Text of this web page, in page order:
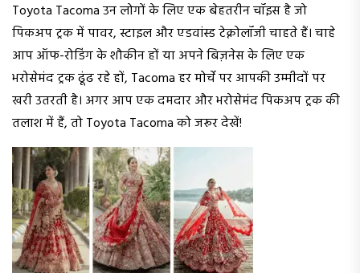
Toyota Tacoma उन लोगों के लिए एक बेहतरीन चॉइस है जो
पिकअप ट्रक में पावर, स्टाइल और एडवांस्ड टेक्नोलॉजी चाहते हैं। चाहे
आप ऑफ-रोडिंग के शौकीन हों या अपने बिज़नेस के लिए एक
भरोसेमंद ट्रक ढूंढ रहे हों, Tacoma हर मोर्चे पर आपकी उम्मीदों पर
खरी उतरती है। अगर आप एक दमदार और भरोसेमंद पिकअप ट्रक की
तलाश में हैं, तो Toyota Tacoma को जरूर देखें!